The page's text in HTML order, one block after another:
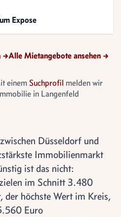
Expose
→Alle Mietangebote ansehen →
einemSuchprofil melden wir
in Langenfeld
Düsseldorf und
Immobilienmarkt
ist das nicht:
im Schnitt 3.480
der höchste Wert im Kreis,
Euro